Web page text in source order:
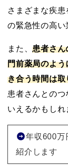
さまざまな疾
の緊急性の高い
また、患者さん
門前薬局のよ
き合う時間は
患者さんとの
いえるかもしれ
年収600万
紹介します